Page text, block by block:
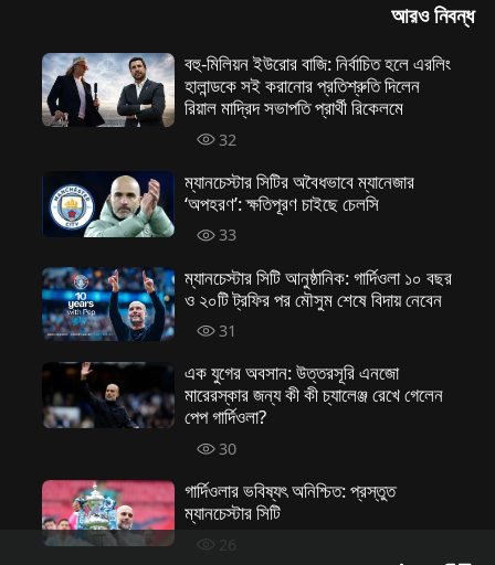
আরও নিবন্ধ
বহু-মিলিয়ন ইউরোর বাজি: নির্বাচিত হলে এরলিং
হালান্ডকে সই করানোর প্রতিশ্রুতি দিলেন
রিয়াল মাদ্রিদ সভাপতি প্রার্থী রিকেলমে
32
ম্যানচেস্টার সিটির অবৈধভাবে ম্যানেজার
‘অপহরণ’: ক্ষতিপূরণ চাইছে চেলসি
33
ম্যানচেস্টার সিটি আনুষ্ঠানিক: গার্দিওলা ১০ বছর
ও ২০টি ট্রফির পর মৌসুম শেষে বিদায় নেবেন
31
এক যুগের অবসান: উত্তরসূরি এনজো
মারেরস্কার জন্য কী কী চ্যালেঞ্জ রেখে গেলেন
পেপ গার্দিওলা?
30
গার্দিওলার ভবিষ্যৎ অনিশ্চিত: প্রস্তুত
ম্যানচেস্টার সিটি